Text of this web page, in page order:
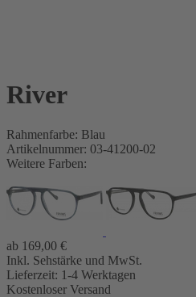
River
Rahmenfarbe: Blau
Artikelnummer: 03-41200-02
Weitere Farben:
ab 169,00 €
Inkl. Sehstärke und MwSt.
Lieferzeit: 1-4 Werktagen
Kostenloser Versand